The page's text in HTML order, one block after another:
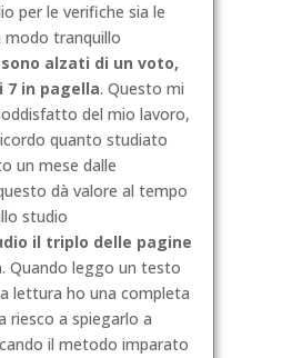
per le verifiche sia le
modo tranquillo
alzati di un voto,
in pagella. Questo mi
del mio lavoro,
quanto studiato
un mese dalle
dà valore al tempo
studio
il triplo delle pagine
. Quando leggo un testo
lettura ho una completa
riesco a spiegarlo a
il metodo imparato